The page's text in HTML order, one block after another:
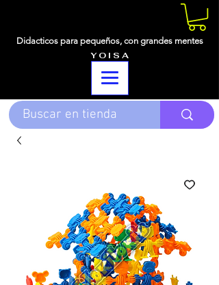
Didacticos para pequeños, con grandes mentes
Y O I S A